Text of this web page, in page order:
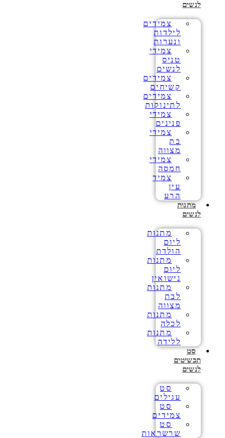
לנשים
צמידים
לילדות
ונערות
צמידי
טניס
לנשים
צמידים
קשיחים
צמידים
לתינוקות
צמידי
פנינים
צמידי
בת
מצווה
צמידי
חמסה
צמיד
עין
הרע
מתנות
לנשים
מתנות
ליום
הולדת
מתנות
ליום
נישואין
מתנות
לבת
מצווה
מתנות
לכלה
מתנות
ללידה
סט
תכשיטים
לנשים
סט
עגילים
סט
צמידים
סט
שרשראות